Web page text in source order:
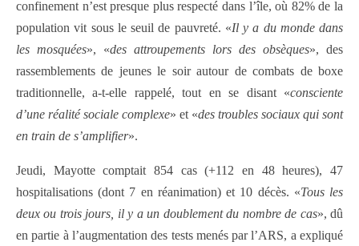
confinement n’est presque plus respecté dans l’île, où 82% de la
population vit sous le seuil de pauvreté. «Il y a du monde dans
les mosquées», «des attroupements lors des obsèques», des
rassemblements de jeunes le soir autour de combats de boxe
traditionnelle, a-t-elle rappelé, tout en se disant «consciente
d’une réalité sociale complexe» et «des troubles sociaux qui sont
en train de s’amplifier».
Jeudi, Mayotte comptait 854 cas (+112 en 48 heures), 47
hospitalisations (dont 7 en réanimation) et 10 décès. «Tous les
deux ou trois jours, il y a un doublement du nombre de cas», dû
en partie à l’augmentation des tests menés par l’ARS, a expliqué